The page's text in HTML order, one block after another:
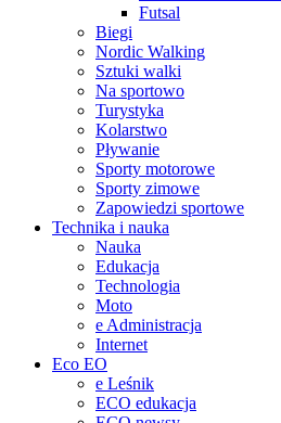
Futsal
Biegi
Nordic Walking
Sztuki walki
Na sportowo
Turystyka
Kolarstwo
Pływanie
Sporty motorowe
Sporty zimowe
Zapowiedzi sportowe
Technika i nauka
Nauka
Edukacja
Technologia
Moto
e Administracja
Internet
Eco EO
e Leśnik
ECO edukacja